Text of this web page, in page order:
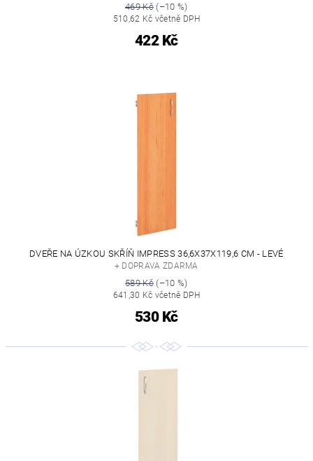
469 Kč(–10 %)
510,62 Kč včetně DPH
422 Kč
DVEŘE NA ÚZKOU SKŘÍŇ IMPRESS 36,6X37X119,6 CM - LEVÉ
+ DOPRAVA ZDARMA
589 Kč(–10 %)
641,30 Kč včetně DPH
530 Kč